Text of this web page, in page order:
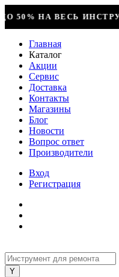
КОМПРЕССОР
Главная
Каталог
Акции
Сервис
Доставка
Контакты
Магазины
Блог
Новости
Вопрос ответ
Производители
Вход
Регистрация